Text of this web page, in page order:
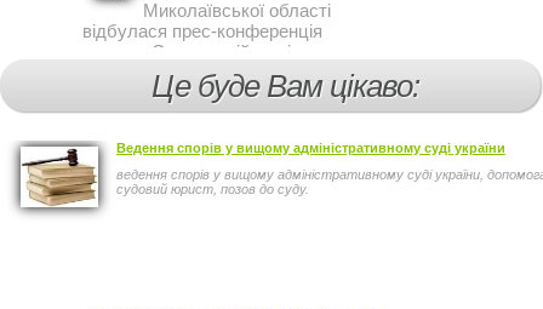
Миколаївської області
відбулася прес-конференція
на тему Стан аварійності за
участю, з вини дітей і
пішоходів.Це буде Вам цікаво:
Ведення спорів у вищому адміністративному суді україни
ведення спорів у вищому адміністративному суді україни,
судовий юрист, позов до суду.